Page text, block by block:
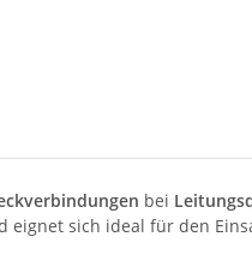
bei
eignet sich ideal für den